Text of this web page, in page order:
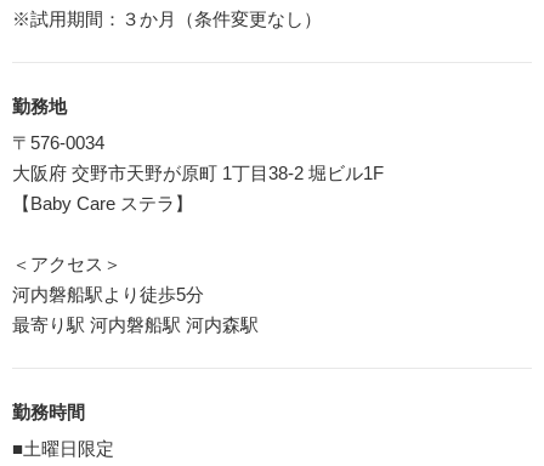
※試用期間：３か月（条件変更なし）
勤務地
〒576-0034
大阪府 交野市天野が原町 1丁目38-2 堀ビル1F
【Baby Care ステラ】
＜アクセス＞
河内磐船駅より徒歩5分
最寄り駅 河内磐船駅 河内森駅
勤務時間
■土曜日限定